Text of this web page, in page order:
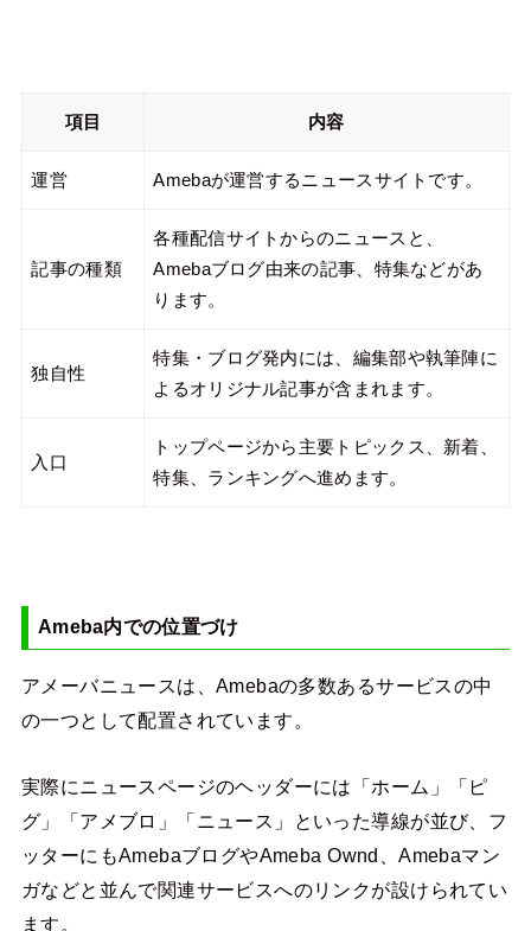
項目 内容
運営 Amebaが運営するニュースサイトです。
記事の種類
各種配信サイトからのニュースと、
Amebaブログ由来の記事、特集などがあ
ります。
独自性
特集・ブログ発内には、編集部や執筆陣に
よるオリジナル記事が含まれます。
入口
トップページから主要トピックス、新着、
特集、ランキングへ進めます。
Ameba内での位置づけ
アメーバニュースは、Amebaの多数あるサービスの中
の一つとして配置されています。
実際にニュースページのヘッダーには「ホーム」「ピ
グ」「アメブロ」「ニュース」といった導線が並び、フ
ッターにもAmebaブログやAmeba Ownd、Amebaマン
ガなどと並んで関連サービスへのリンクが設けられてい
ます。